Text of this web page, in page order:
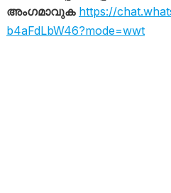
അംഗമാവുക https://
b4aFdLbW46?mode=wwt